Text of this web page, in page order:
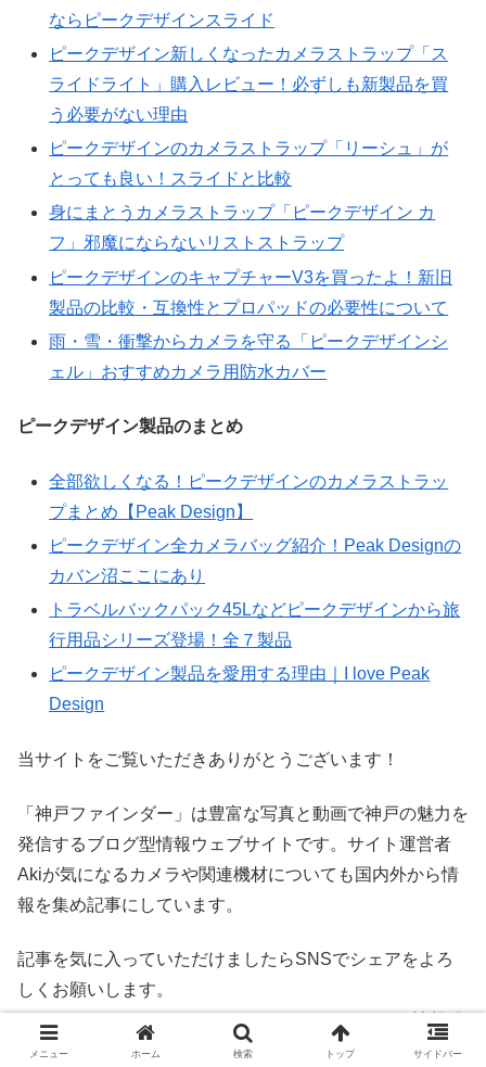
ならピークデザインスライド
ピークデザイン新しくなったカメラストラップ「ス
ライドライト」購入レビュー！必ずしも新製品を買
う必要がない理由
ピークデザインのカメラストラップ「リーシュ」が
とっても良い！スライドと比較
身にまとうカメラストラップ「ピークデザイン カ
フ」邪魔にならないリストストラップ
ピークデザインのキャプチャーV3を買ったよ！新旧
製品の比較・互換性とプロパッドの必要性について
雨・雪・衝撃からカメラを守る「ピークデザインシ
ェル」おすすめカメラ用防水カバー
ピークデザイン製品のまとめ
全部欲しくなる！ピークデザインのカメラストラッ
プまとめ【Peak Design】
ピークデザイン全カメラバッグ紹介！Peak Designの
カバン沼ここにあり
トラベルバックパック45Lなどピークデザインから旅
行用品シリーズ登場！全７製品
ピークデザイン製品を愛用する理由｜I love Peak
Design
当サイトをご覧いただきありがとうございます！
「神戸ファインダー」は豊富な写真と動画で神戸の魅力を
発信するブログ型情報ウェブサイトです。サイト運営者
Akiが気になるカメラや関連機材についても国内外から情
報を集め記事にしています。
記事を気に入っていただけましたらSNSでシェアをよろ
しくお願いします。
YouTube
などでも情報発
信していますのでフォローよろしくお願いいたします。シ
メニュー ホーム 検索 トップ サイドバー